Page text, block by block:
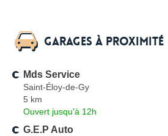
Garages à proximité
Mds Service
Saint-Éloy-de-Gy
5 km
Ouvert jusqu'à 12h
G.E.P Auto